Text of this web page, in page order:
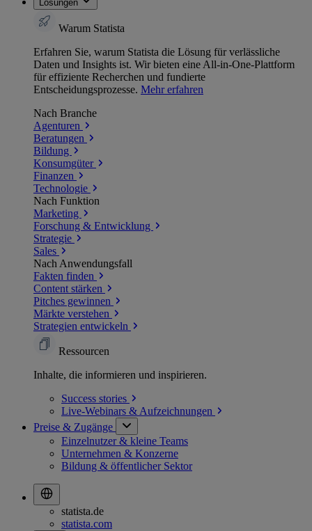
Lösungen
Warum Statista
Erfahren Sie, warum Statista die Lösung für verlässliche
Daten und Insights ist. Wir bieten eine All-in-One-Plattform
für effiziente Recherchen und fundierte
Entscheidungsprozesse. Mehr erfahren
Nach Branche
Agenturen
Beratungen
Bildung
Konsumgüter
Finanzen
Technologie
Nach Funktion
Marketing
Forschung & Entwicklung
Strategie
Sales
Nach Anwendungsfall
Fakten finden
Content stärken
Pitches gewinnen
Märkte verstehen
Strategien entwickeln
Ressourcen
Inhalte, die informieren und inspirieren.
Success stories
Live-Webinars & Aufzeichnungen
Preise & Zugänge
Einzelnutzer & kleine Teams
Unternehmen & Konzerne
Bildung & öffentlicher Sektor
statista.de
statista.com